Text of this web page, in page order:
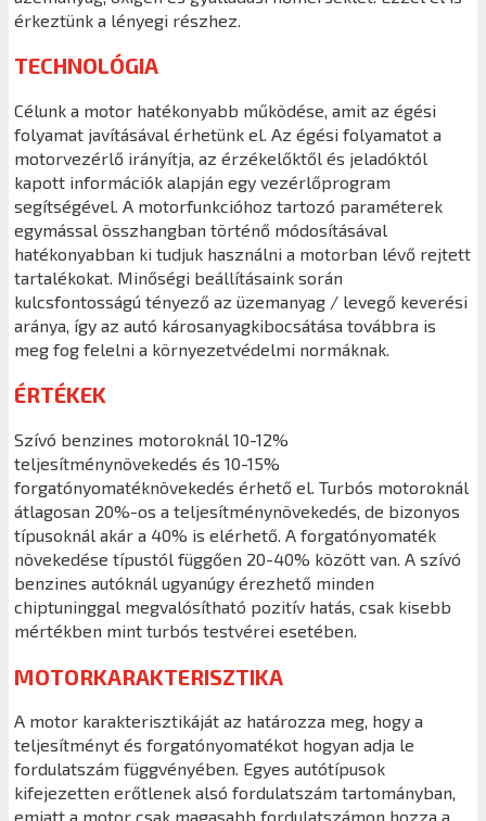
érkeztünk a lényegi részhez.
TECHNOLÓGIA
Célunk a motor hatékonyabb működése, amit az égési
folyamat javításával érhetünk el. Az égési folyamatot a
motorvezérlő irányítja, az érzékelőktől és jeladóktól
kapott információk alapján egy vezérlőprogram
segítségével. A motorfunkcióhoz tartozó paraméterek
egymással összhangban történő módosításával
hatékonyabban ki tudjuk használni a motorban lévő rejtett
tartalékokat. Minőségi beállításaink során
kulcsfontosságú tényező az üzemanyag / levegő keverési
aránya, így az autó károsanyagkibocsátása továbbra is
meg fog felelni a környezetvédelmi normáknak.
ÉRTÉKEK
Szívó benzines motoroknál 10-12%
teljesítménynövekedés és 10-15%
forgatónyomatéknövekedés érhető el. Turbós motoroknál
átlagosan 20%-os a teljesítménynövekedés, de bizonyos
típusoknál akár a 40% is elérhető. A forgatónyomaték
növekedése típustól függően 20-40% között van. A szívó
benzines autóknál ugyanúgy érezhető minden
chiptuninggal megvalósítható pozitív hatás, csak kisebb
mértékben mint turbós testvérei esetében.
MOTORKARAKTERISZTIKA
A motor karakterisztikáját az határozza meg, hogy a
teljesítményt és forgatónyomatékot hogyan adja le
fordulatszám függvényében. Egyes autótípusok
kifejezetten erőtlenek alsó fordulatszám tartományban,
emiatt a motor csak magasabb fordulatszámon hozza a